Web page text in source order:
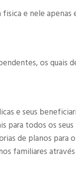
e nele
os quais
e seus
todos os seus
de planos para
familiares